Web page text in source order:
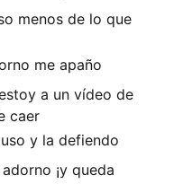
menos de lo que
me apaño
a un vídeo de
caer
y la defiendo
¡y queda